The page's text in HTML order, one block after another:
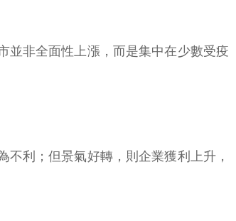
並非全面性上漲，而是集中在少數受疫
利；但景氣好轉，則企業獲利上升，